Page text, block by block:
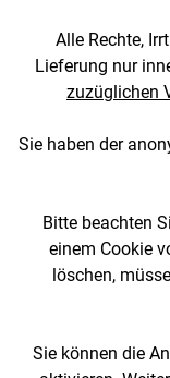
Alle Rechte,
Lieferung nur
zuzüglichen
Sie haben der
Bitte beachten
einem Cookie
löschen,
Sie können die